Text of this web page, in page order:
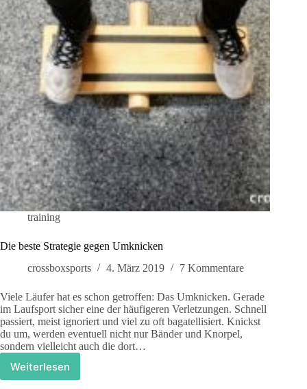
training
Die beste Strategie gegen Umknicken
crossboxsports
4. März 2019 7 Kommentare
Viele Läufer hat es schon getroffen: Das Umknicken. Gerade
im Laufsport sicher eine der häufigeren Verletzungen. Schnell
passiert, meist ignoriert und viel zu oft bagatellisiert. Knickst
du um, werden eventuell nicht nur Bänder und Knorpel,
sondern vielleicht auch die dort…
Weiterlesen
Die